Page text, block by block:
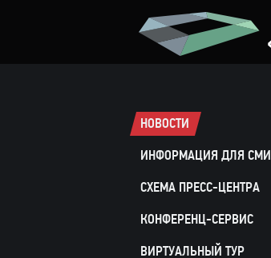
НОВОСТИ
ИНФОРМАЦИЯ ДЛЯ СМИ
СХЕМА ПРЕСС-ЦЕНТРА
КОНФЕРЕНЦ-СЕРВИС
ВИРТУАЛЬНЫЙ ТУР